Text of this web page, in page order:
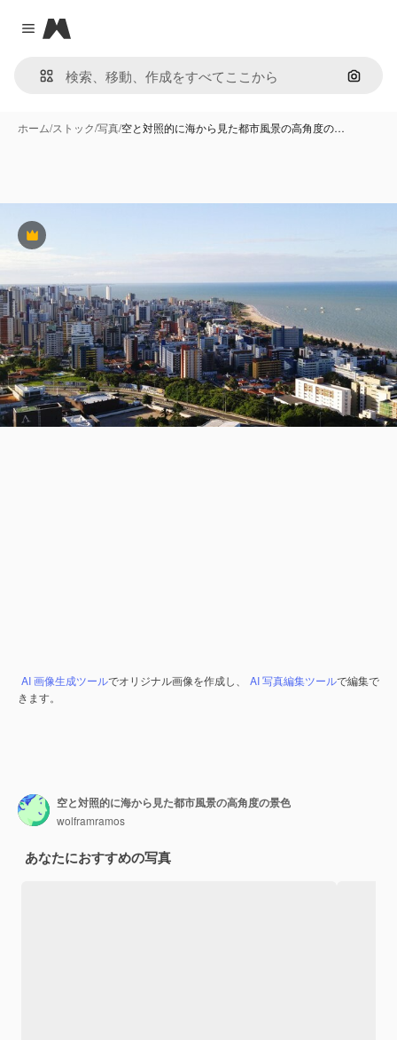
Close menu
Magnific
画像で
ホーム/ストック/写真/空と対照的に海から見た都市風景の高角度の…
Premium
AI 画像生成ツールでオリジナル画像を作成し、 AI 写真編集ツールで編集で
きます。
空と対照的に海から見た都市風景の高角度の景色
wolframramos
あなたにおすすめの写真